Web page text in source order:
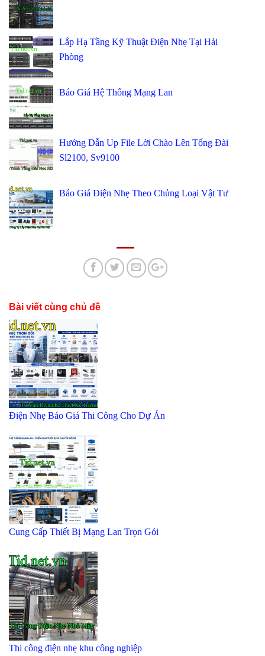
Lắp Hạ Tầng Kỹ Thuật Điện Nhẹ Tại Hải
Phòng
Báo Giá Hệ Thống Mạng Lan
Hướng Dẫn Up File Lời Chào Lên Tổng Đài
Sl2100, Sv9100
Báo Giá Điện Nhẹ Theo Chủng Loại Vật Tư
Bài viết cùng chủ đề
Điện Nhẹ Báo Giá Thi Công Cho Dự Án
Cung Cấp Thiết Bị Mạng Lan Trọn Gói
Thi công điện nhẹ khu công nghiệp